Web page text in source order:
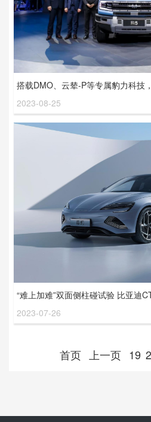
搭载DMO、云辇-P等专属豹力科技
2023-08-25
“难上加难”双面侧柱碰试验 比亚迪
2023-07-26
首页 上一页 19